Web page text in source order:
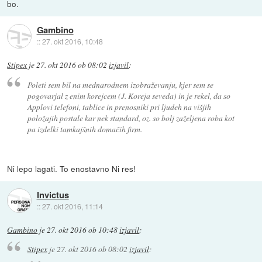
bo.
Gambino
::27. okt 2016, 10:48
Stipex je27. okt 2016 ob 08:02 izjavil:
Poleti sem bil na mednarodnem izobraževanju, kjer sem se
pogovarjal z enim korejcem (J. Koreja seveda) in je rekel, da so
Applovi telefoni, tablice in prenosniki pri ljudeh na višjih
položajih postale kar nek standard, oz. so bolj zaželjena roba kot
pa izdelki tamkajšnih domačih firm.
Ni lepo lagati. To enostavno Ni res!
Invictus
::27. okt 2016, 11:14
Gambino je27. okt 2016 ob 10:48izjavil:
Stipexje27. okt 2016 ob 08:02 izjavil: